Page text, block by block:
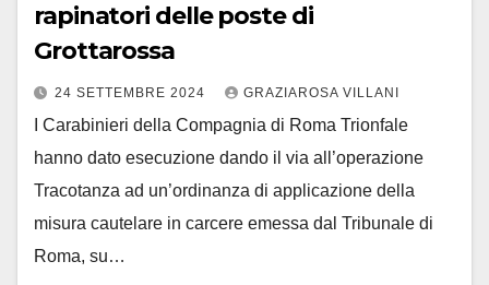
rapinatori delle poste di
Grottarossa
24 SETTEMBRE 2024 GRAZIAROSA VILLANI
I Carabinieri della Compagnia di Roma Trionfale
hanno dato esecuzione dando il via all’operazione
Tracotanza ad un’ordinanza di applicazione della
misura cautelare in carcere emessa dal Tribunale di
Roma, su…